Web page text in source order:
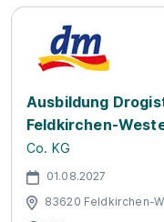
Ausbildung
Feldkirchen-
Co. KG
01.08.2027
83620 Feldkirchen-